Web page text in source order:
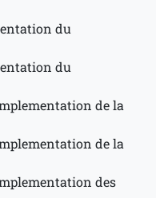
du
du
de la
de la
des